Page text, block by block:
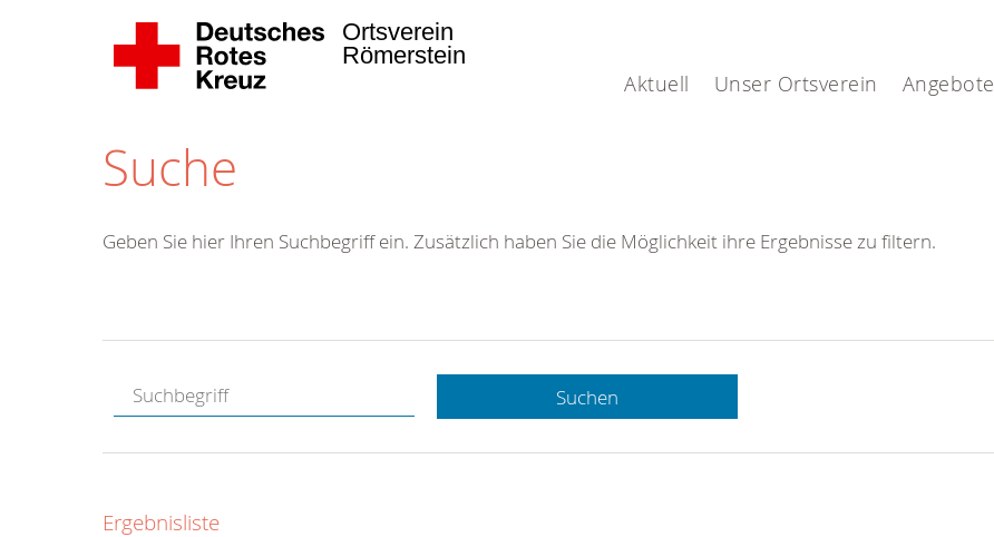
Aktuell Unser Ortsverein Angebote
Ortsverein
Römerstein
Suche
Hotline.
gerne.
Geben Sie hier Ihren Suchbegriff ein. Zusätzlich haben Sie die Möglichkeit ihre Ergebnisse zu filtern.
Suchen
Ergebnisliste